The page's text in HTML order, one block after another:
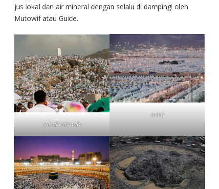
jus lokal dan air mineral dengan selalu di dampingi oleh
Mutowif atau Guide.
jabal rahmah
mina